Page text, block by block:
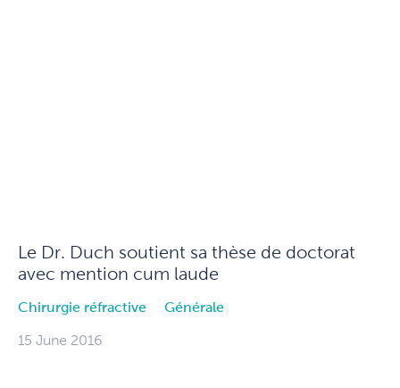
Le Dr. Duch soutient sa thèse de doctorat
avec mention cum laude
Chirurgie réfractive Générale
15 June 2016